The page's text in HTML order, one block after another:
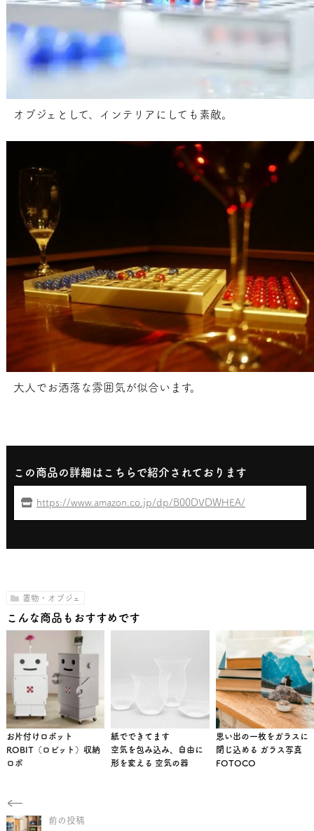
オブジェとして、インテリアにしても素敵。
大人でお洒落な雰囲気が似合います。
この商品の詳細はこちらで紹介されております
https://www.amazon.co.jp/dp/B00DVDWHEA/
置物・オブジェ
こんな商品もおすすめです
お片付けロボット
ROBIT（ロビット）収納
ロボ
紙でできてます
空気を包み込み、自由に
形を変える 空気の器
思い出の一枚をガラスに
閉じ込める ガラス写真
FOTOCO
前の投稿